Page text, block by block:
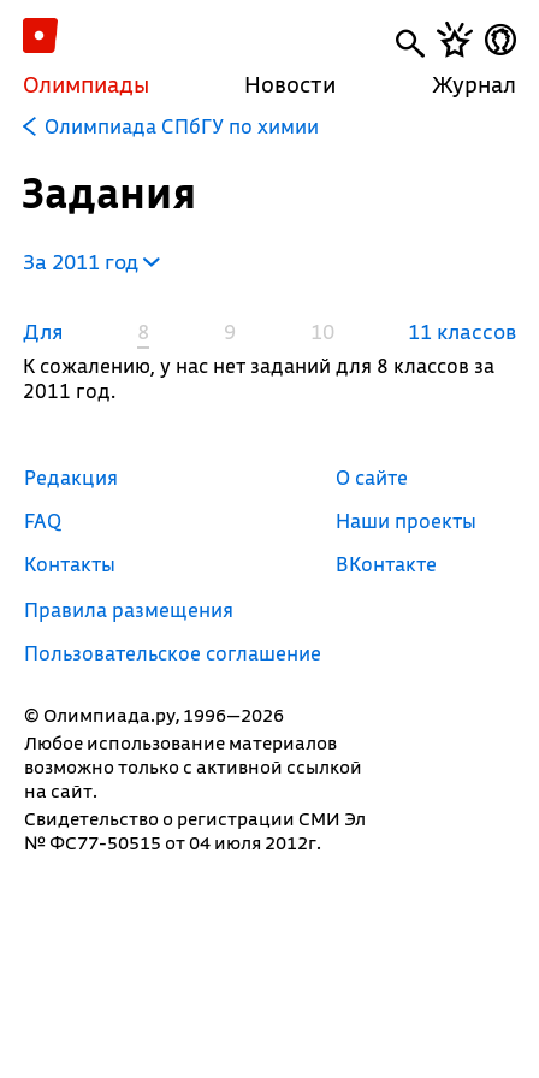
Олимпиады Новости Журнал
Олимпиада СПбГУ по химии
Задания
За 2011 год
Для 8 9 10 11 классов
К сожалению, у нас нет заданий для 8 классов за
2011 год.
© Олимпиада.ру, 1996—2026
Любое использование материалов
возможно только с активной ссылкой
на сайт.
Свидетельство о регистрации СМИ Эл
№ ФС77-50515 от 04 июля 2012г.
Редакция
FAQ
Контакты
Правила размещения
Пользовательское соглашение
О сайте
Наши проекты
ВКонтакте